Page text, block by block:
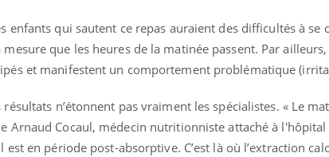
enfants qui sautent ce repas auraient des difficultés à
mesure que les heures de la matinée passent. Par
et manifestent un comportement problématique
résultats n’étonnent pas vraiment les spécialistes. « Le
Arnaud Cocaul, médecin nutritionniste attaché à l'hôpital
est en période post-absorptive. C’est là où l’extraction